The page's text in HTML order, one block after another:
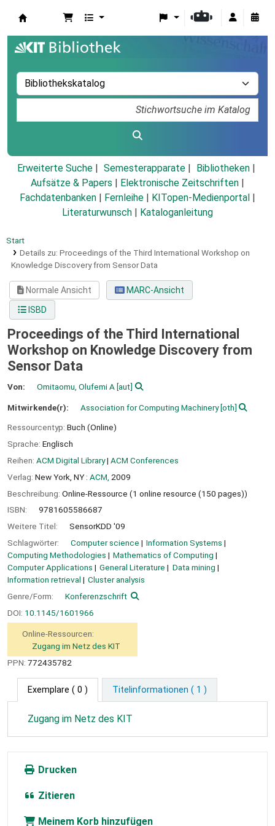
Erweiterte Suche Semesterapparate
Bibliotheken
Aufsätze & Papers
Elektronische Zeitschriften
Fachdatenbanken
Fernleihe KITopen-Medienportal
Literaturwunsch
Kataloganleitung
Start
Details zu: Proceedings of the Third International Workshop on
Knowledge Discovery from Sensor Data
Normale Ansicht
MARC-Ansicht
ISBD
Proceedings of the Third International
Workshop on Knowledge Discovery from
Sensor Data
Von: Omitaomu, Olufemi A [aut]
Mitwirkende(r): Association for Computing Machinery[oth]
Ressourcentyp: Buch (Online)
Sprache: Englisch
Reihen: ACM Digital Library| ACM Conferences
Verlag: New York, NY : ACM, 2009
Beschreibung: Online-Ressource (1 online resource (150 pages))
ISBN:
9781605586687
Weitere Titel:
SensorKDD '09
Schlagwörter:
Computer science
Information Systems
Computing Methodologies
Mathematics of Computing
Computer Applications
General Literature
Data mining
Information retrieval
Cluster analysis
Genre/Form:
Konferenzschrift
DOI: 10.1145/1601966
Online-Ressourcen:
Zugang im Netz des KIT
PPN: 772435782
Exemplare ( 0 ) Titelinformationen ( 1 )
Zugang im Netz des KIT
Drucken
Zitieren
Meinem Korb hinzufügen